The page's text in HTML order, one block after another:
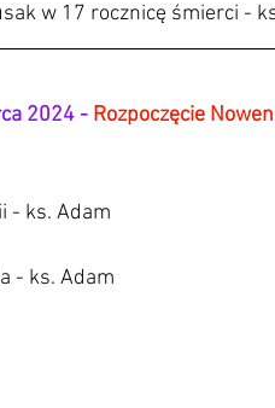
w 17 rocznicę śmierci -
2024 - Rozpoczęcie
- ks. Adam
- ks. Adam